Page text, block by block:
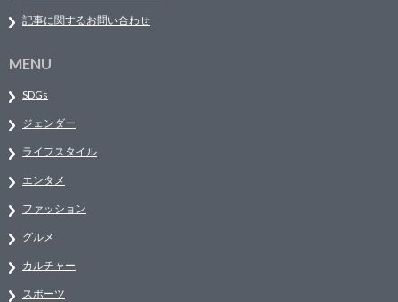
記事に関するお問い合わせ
MENU
SDGs
ジェンダー
ライフスタイル
エンタメ
ファッション
グルメ
カルチャー
スポーツ